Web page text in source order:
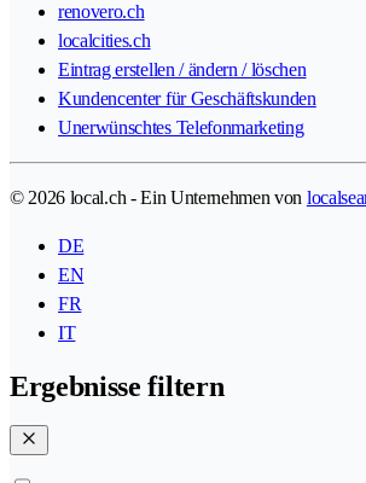
renovero.ch
localcities.ch
Eintrag erstellen / ändern / löschen
Kundencenter für Geschäftskunden
Unerwünschtes Telefonmarketing
© 2026 local.ch - Ein Unternehmen von
DE
EN
FR
IT
Ergebnisse filtern